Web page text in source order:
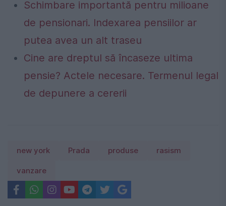
Schimbare importantă pentru milioane
de pensionari. Indexarea pensiilor ar
putea avea un alt traseu
Cine are dreptul să încaseze ultima
pensie? Actele necesare. Termenul legal
de depunere a cererii
new york Prada produse rasism
vanzare